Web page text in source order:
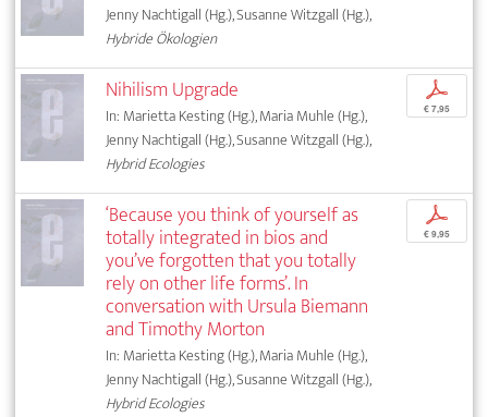
Jenny Nachtigall (Hg.), Susanne Witzgall (Hg.),
Hybride Ökologien
Nihilism Upgrade
In: Marietta Kesting (Hg.), Maria Muhle (Hg.),
Jenny Nachtigall (Hg.), Susanne Witzgall (Hg.),
Hybrid Ecologies
p
€ 7,95
‘Because you think of yourself as
totally integrated in bios and
you’ve forgotten that you totally
rely on other life forms’. In
conversation with Ursula Biemann
and Timothy Morton
In: Marietta Kesting (Hg.), Maria Muhle (Hg.),
Jenny Nachtigall (Hg.), Susanne Witzgall (Hg.),
Hybrid Ecologies
p
€ 9,95